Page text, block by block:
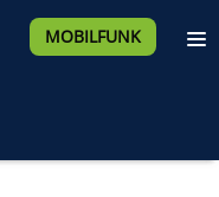
MOBILFUNK